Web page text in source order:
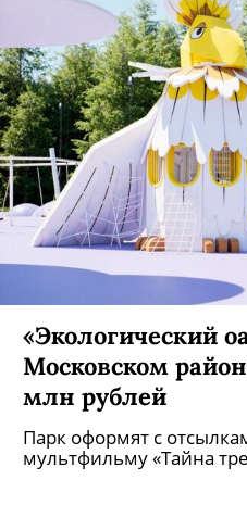
«Экологический
Московском
млн рублей
Парк оформят с
мультфильму «Тайна